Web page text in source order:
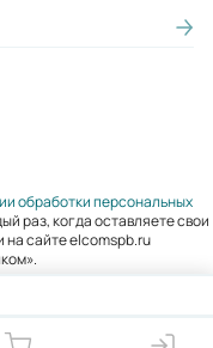
обработки персональных
раз, когда оставляете свои
на сайте elcomspb.ru